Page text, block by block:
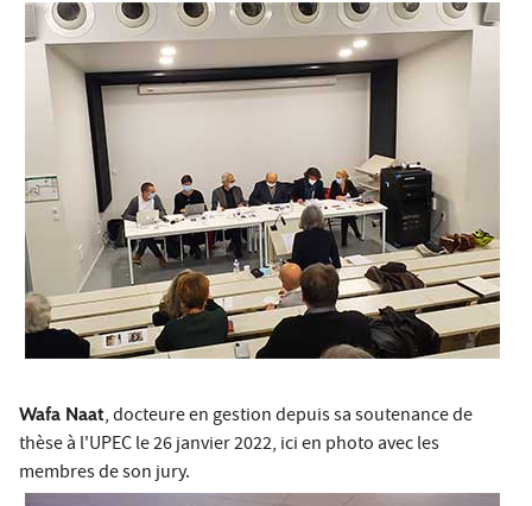
Wafa Naat, docteure en gestion depuis sa soutenance de
thèse à l'UPEC le 26 janvier 2022, ici en photo avec les
membres de son jury.